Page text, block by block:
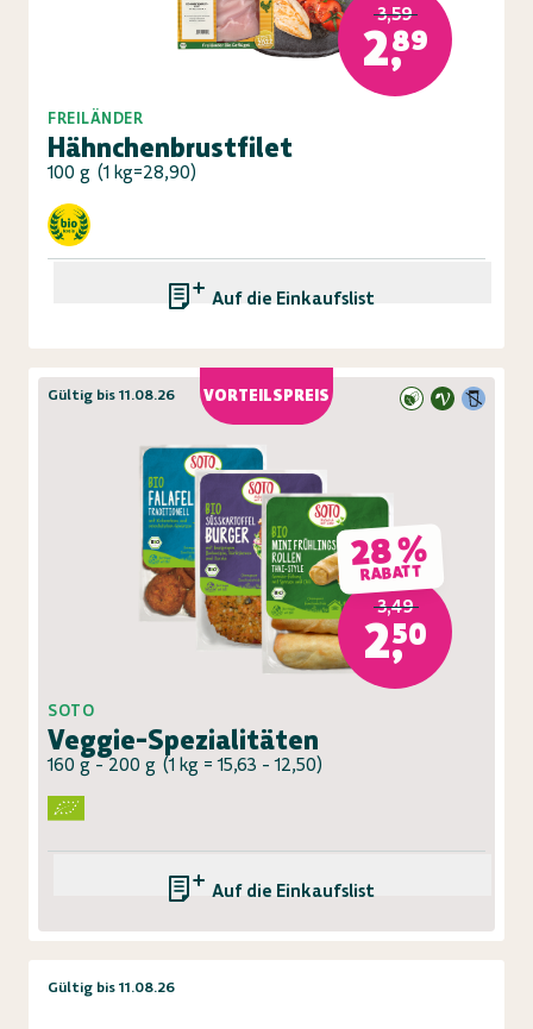
3,59
2,89
FREILÄNDER
Hähnchenbrustfilet
100 g (1 kg=28,90)
Auf die Einkaufsliste
VORTEILSPREIS
Gültig bis 11.08.26
28 %
RABATT
3,49
2,50
SOTO
Veggie-Spezialitäten
160 g - 200 g (1 kg = 15,63 - 12,50)
Auf die Einkaufsliste
Gültig bis 11.08.26